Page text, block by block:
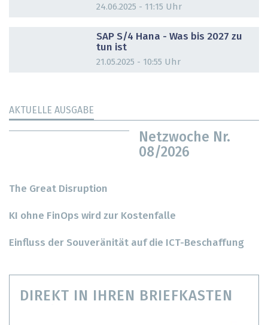
24.06.2025 - 11:15 Uhr
SAP S/4 Hana - Was bis 2027 zu
tun ist
21.05.2025 - 10:55 Uhr
AKTUELLE AUSGABE
Netzwoche Nr.
08/2026
The Great Disruption
KI ohne FinOps wird zur Kostenfalle
Einfluss der Souveränität auf die ICT-Beschaffung
DIREKT IN IHREN BRIEFKASTEN